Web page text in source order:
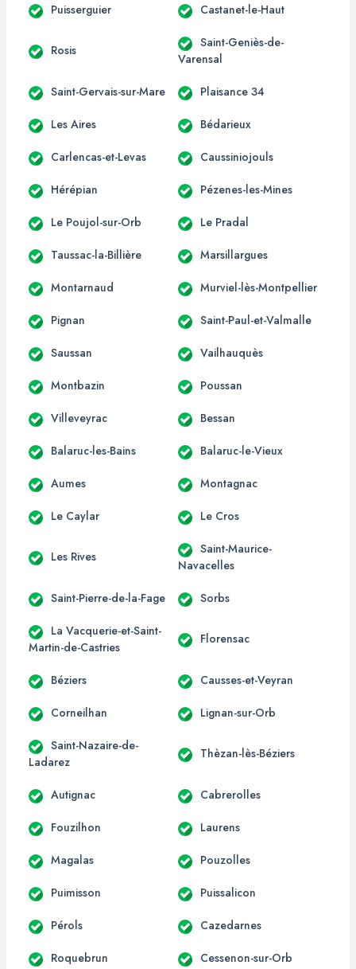
Puisserguier Castanet-le-Haut
Rosis
Saint-Geniès-de-
Varensal
Saint-Gervais-sur-Mare Plaisance 34
Les Aires Bédarieux
Carlencas-et-Levas Caussiniojouls
Hérépian Pézenes-les-Mines
Le Poujol-sur-Orb Le Pradal
Taussac-la-Billière Marsillargues
Montarnaud Murviel-lès-Montpellier
Pignan Saint-Paul-et-Valmalle
Saussan Vailhauquès
Montbazin Poussan
Villeveyrac Bessan
Balaruc-les-Bains Balaruc-le-Vieux
Aumes Montagnac
Le Caylar Le Cros
Les Rives
Saint-Maurice-
Navacelles
Saint-Pierre-de-la-Fage Sorbs
La Vacquerie-et-Saint-
Martin-de-Castries
Florensac
Béziers Causses-et-Veyran
Corneilhan Lignan-sur-Orb
Saint-Nazaire-de-
Ladarez
Thèzan-lès-Béziers
Autignac Cabrerolles
Fouzilhon Laurens
Magalas Pouzolles
Puimisson Puissalicon
Pérols Cazedarnes
Roquebrun Cessenon-sur-Orb